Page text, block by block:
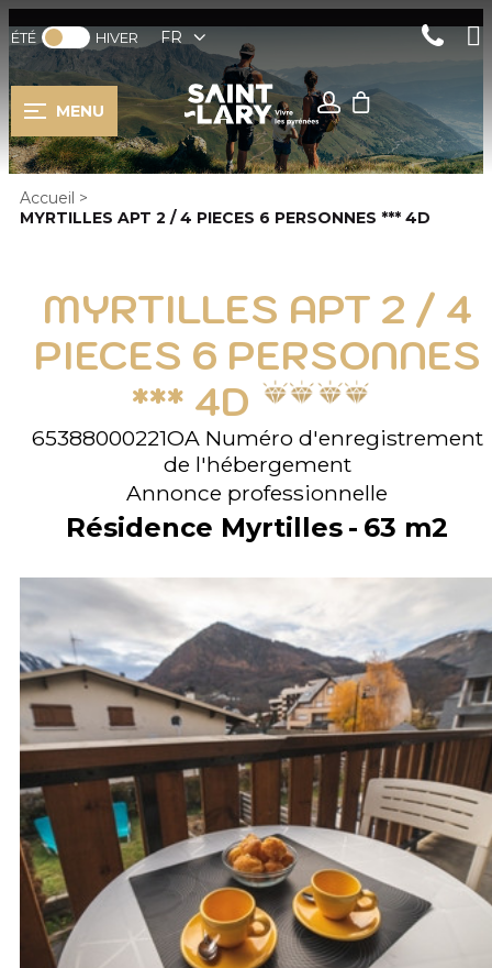
ÉTÉ HIVER FR
MENU
Accueil >
MYRTILLES APT 2 / 4 PIECES 6 PERSONNES *** 4D
MYRTILLES APT 2 / 4
PIECES 6 PERSONNES
*** 4D
65388000221OA Numéro d'enregistrement
de l'hébergement
Annonce professionnelle
Résidence Myrtilles 63 m2